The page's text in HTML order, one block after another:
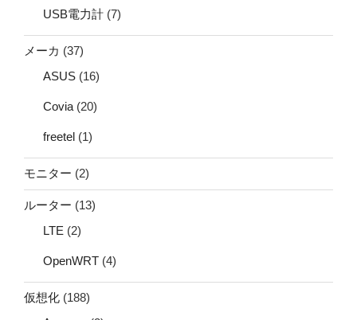
USB電力計 (7)
メーカ (37)
ASUS (16)
Covia (20)
freetel (1)
モニター (2)
ルーター (13)
LTE (2)
OpenWRT (4)
仮想化 (188)